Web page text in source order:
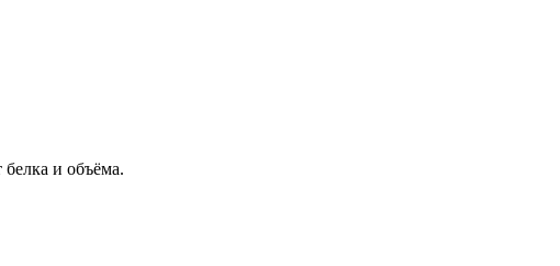
и объёма.